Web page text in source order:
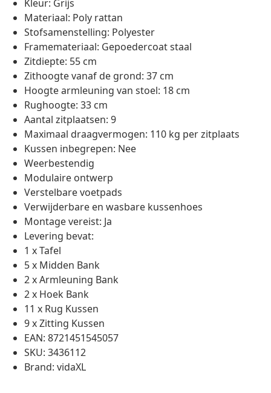
Kleur: Grijs
Materiaal: Poly rattan
Stofsamenstelling: Polyester
Framemateriaal: Gepoedercoat staal
Zitdiepte: 55 cm
Zithoogte vanaf de grond: 37 cm
Hoogte armleuning van stoel: 18 cm
Rughoogte: 33 cm
Aantal zitplaatsen: 9
Maximaal draagvermogen: 110 kg per zitplaats
Kussen inbegrepen: Nee
Weerbestendig
Modulaire ontwerp
Verstelbare voetpads
Verwijderbare en wasbare kussenhoes
Montage vereist: Ja
Levering bevat:
1 x Tafel
5 x Midden Bank
2 x Armleuning Bank
2 x Hoek Bank
11 x Rug Kussen
9 x Zitting Kussen
EAN: 8721451545057
SKU: 3436112
Brand: vidaXL